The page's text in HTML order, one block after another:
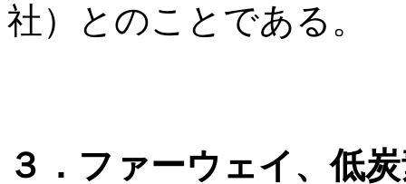
社）とのことである。
３．ファーウェイ、低